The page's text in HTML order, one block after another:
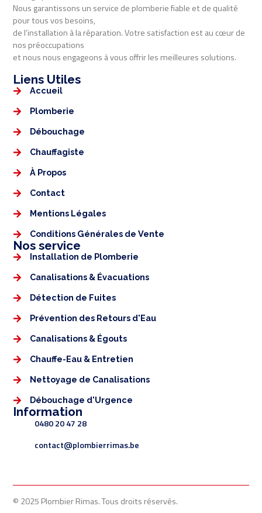
Nous garantissons un service de plomberie fiable et de qualité
pour tous vos besoins,
de l’installation à la réparation. Votre satisfaction est au cœur de
nos préoccupations
et nous nous engageons à vous offrir les meilleures solutions.
Liens Utiles​​
Accueil
Plomberie
Débouchage
Chauffagiste
À Propos
Contact
Mentions Légales​
Conditions Générales de Vente
Nos service
Installation de Plomberie
Canalisations & Évacuations
Détection de Fuites
Prévention des Retours d'Eau
Canalisations & Égouts
Chauffe-Eau & Entretien
Nettoyage de Canalisations
Débouchage d'Urgence
Information
0480 20 47 28
contact@plombierrimas.be
© 2025 Plombier Rimas. Tous droits réservés.